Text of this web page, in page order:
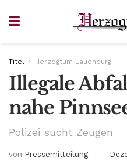
Titel Herzogtum Lauenburg
Illegale
nahe
Polizei sucht Zeugen
von Pressemitteilung